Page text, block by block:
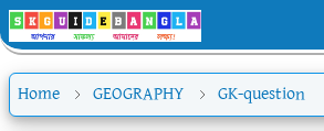
Home GEOGRAPHY GK-question